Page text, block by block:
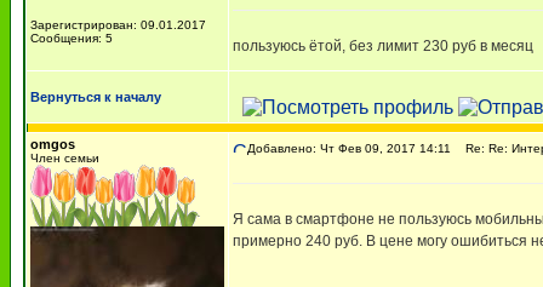
Зарегистрирован: 09.01.2017
Сообщения: 5
пользуюсь ётой, без лимит 230 руб в месяц
Вернуться к началу
omgos
Член семьи
Добавлено: Чт Фев 09, 2017 14:11 Re: Re:
Я сама в смартфоне не пользуюсь
примерно 240 руб. В цене могу ошибиться